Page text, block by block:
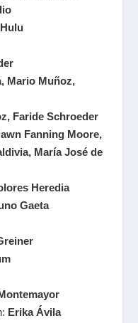
Hulu
Mario Muñoz,
Faride Schroeder
Fanning Moore,
María José de
Heredia
Gaeta
Erika Ávila